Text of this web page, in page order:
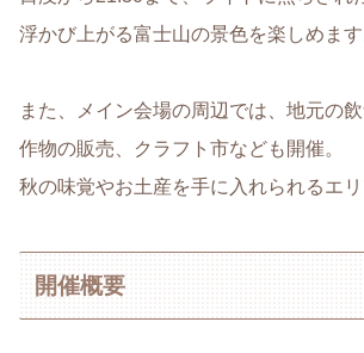
浮かび上がる富士山の景色を楽しめます
また、メイン会場の周辺では、地元の
作物の販売、クラフト市なども開催。
秋の味覚やお土産を手に入れられるエリ
開催概要